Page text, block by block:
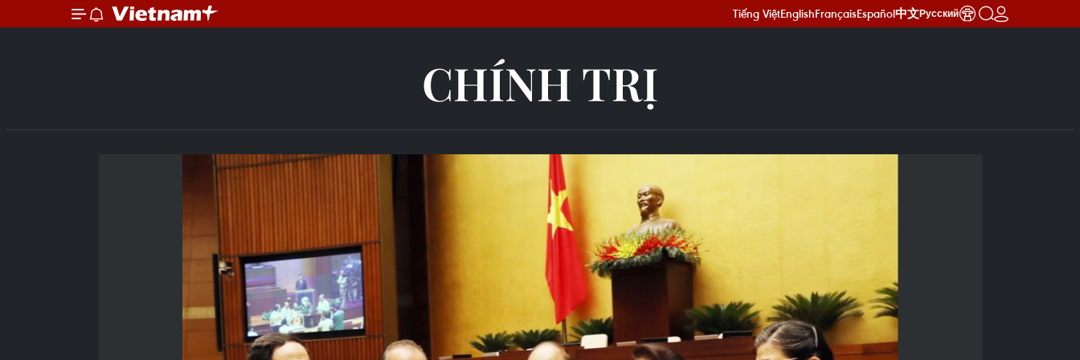
Tiếng ViệtEnglishFrançaisEspañol中文Русский
CHÍNH TRỊ